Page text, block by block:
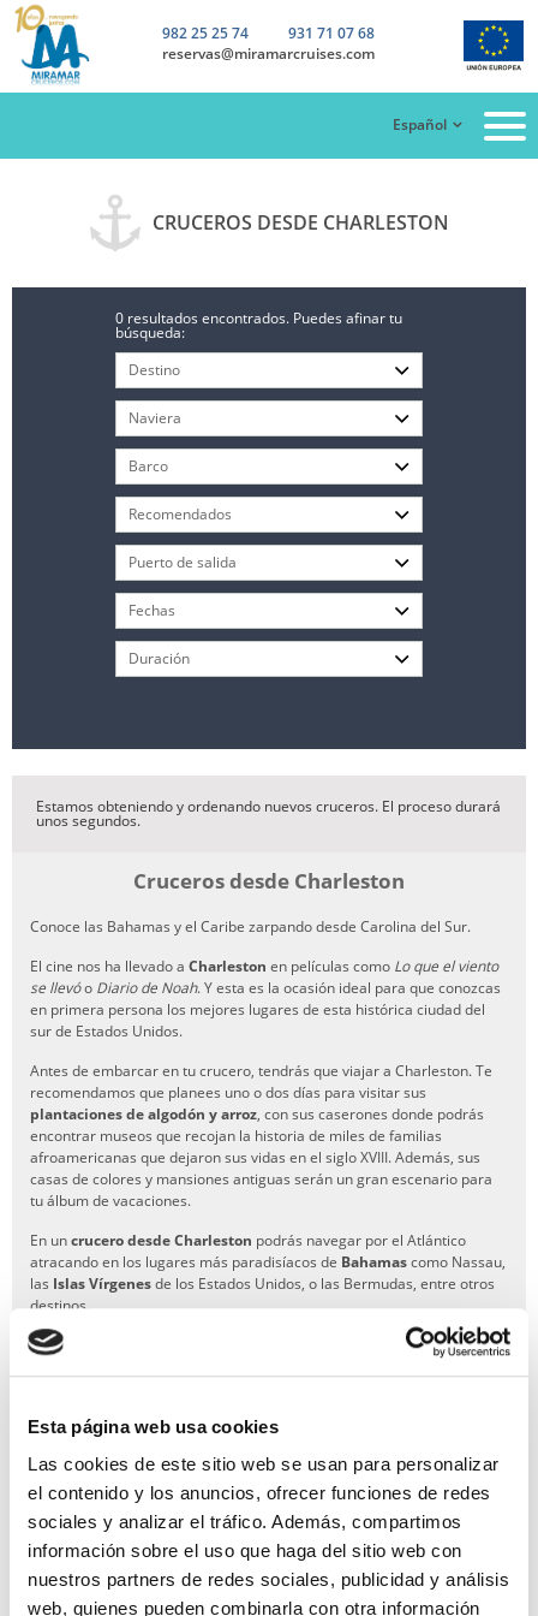
Esta página web usa cookies
Las cookies de este sitio web se usan para personalizar
el contenido y los anuncios, ofrecer funciones de redes
sociales y analizar el tráfico. Además, compartimos
información sobre el uso que haga del sitio web con
nuestros partners de redes sociales, publicidad y análisis
web, quienes pueden combinarla con otra información
982 25 25 74
931 71 07 68
reservas@miramarcruises.com
Español
CRUCEROS DESDE CHARLESTON
0 resultados encontrados. Puedes afinar tu
búsqueda:
Estamos obteniendo y ordenando nuevos cruceros. El proceso durará
unos segundos.
Cruceros desde Charleston
Conoce las Bahamas y el Caribe zarpando desde Carolina del Sur.
El cine nos ha llevado a Charleston en películas como Lo que el viento
se llevóo Diario de Noah. Y esta es la ocasión ideal para que conozcas
en primera persona los mejores lugares de esta histórica ciudad del
sur de Estados Unidos.
Antes de embarcar en tu crucero, tendrás que viajar a Charleston. Te
recomendamos que planees uno o dos días para visitar sus
plantaciones de algodón y arroz, con sus caserones donde podrás
encontrar museos que recojan la historia de miles de familias
afroamericanas que dejaron sus vidas en el siglo XVIII. Además, sus
casas de colores y mansiones antiguas serán un gran escenario para
tu álbum de vacaciones.
En uncrucero desde Charleston podrás navegar por el Atlántico
atracando en los lugares más paradisíacos de Bahamascomo Nassau,
las Islas Vírgenesde los Estados Unidos, o las Bermudas, entre otros
destinos.
Encuentra tu itinerario ideal con
y planea unas
GARANTÍA DE PAGO
RESERVAS MIRAMAR
SEGURO DE VIAJE